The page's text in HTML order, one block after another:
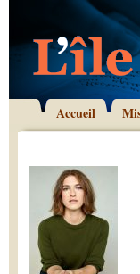
Accueil